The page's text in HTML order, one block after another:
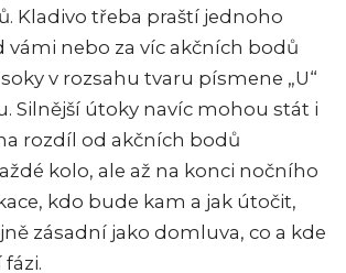
Kladivo třeba praští jednoho
vámi nebo za víc akčních bodů
v rozsahu tvaru písmene „U“
Silnější útoky navíc mohou stát i
rozdíl od akčních bodů
kolo, ale až na konci nočního
kdo bude kam a jak útočit,
zásadní jako domluva, co a kde